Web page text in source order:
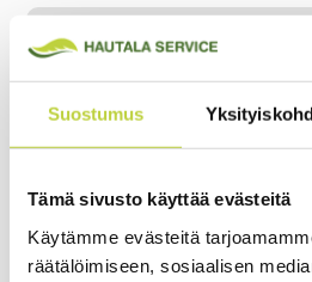
Suostumus
Tämä sivusto käyttää evästeitä
Käytämme evästeitä
räätälöimiseen, sosiaalisen
Käynnistys
Korkeudensäädin
Leikkuukorkeudet 1,5- 3 - 5 -